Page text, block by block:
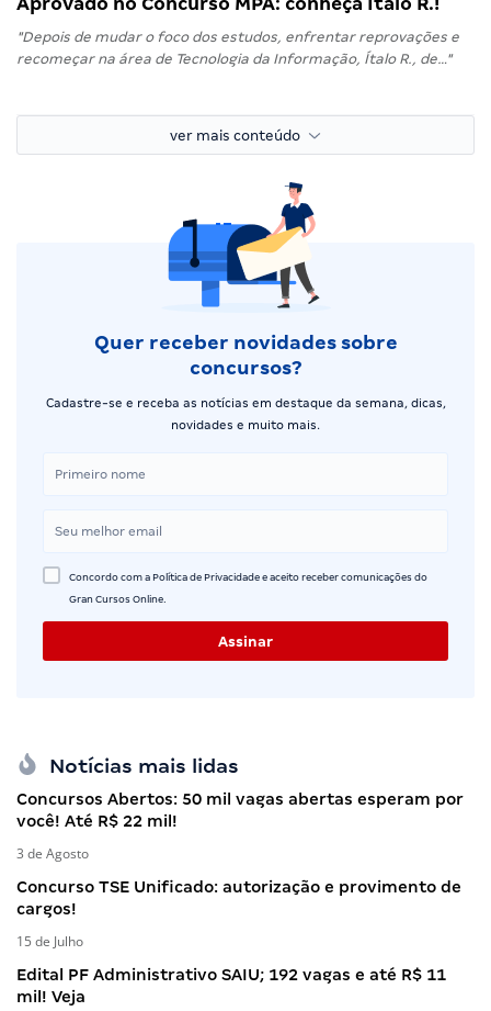
"Depois de mudar o foco dos estudos, enfrentar reprovações e
recomeçar na área de Tecnologia da Informação, Ítalo R., de…"
ver mais conteúdo
Quer receber novidades sobre
concursos?
Cadastre-se e receba as notícias em destaque da semana, dicas,
novidades e muito mais.
Concordo com a Política de Privacidade e aceito receber comunicações do
Gran Cursos Online.
Notícias mais lidas
Concursos Abertos: 50 mil vagas abertas esperam por
você! Até R$ 22 mil!
3 de Agosto
Concurso TSE Unificado: autorização e provimento de
cargos!
15 de Julho
Edital PF Administrativo SAIU; 192 vagas e até R$ 11
mil! Veja